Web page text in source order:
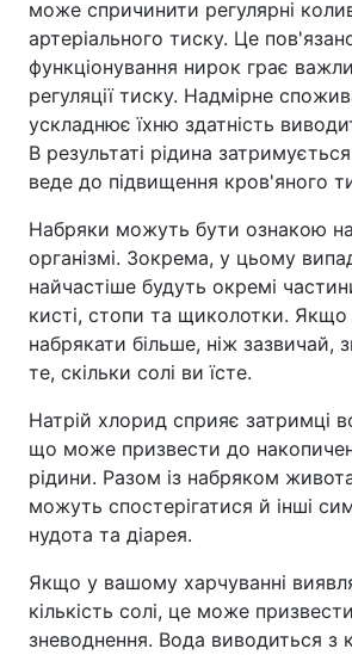
може спричинити регулярні
артеріального тиску. Це
функціонування нирок грає
регуляції тиску. Надмірне
ускладнює їхню здатність
В результаті рідина
веде до підвищення кров'яного
Набряки можуть бути ознакою
організмі. Зокрема, у цьому
найчастіше будуть окремі
кисті, стопи та щиколотки. Якщо
набрякати більше, ніж зазвичай,
те, скільки солі ви їсте.
Натрій хлорид сприяє затримці
що може призвести до
рідини. Разом із набряком
можуть спостерігатися й інші
нудота та діарея.
Якщо у вашому харчуванні
кількість солі, це може
зневоднення. Вода виводиться з